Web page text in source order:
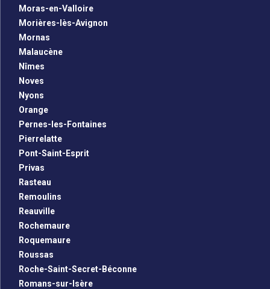
Moras-en-Valloire
Morières-lès-Avignon
Mornas
Malaucène
Nîmes
Noves
Nyons
Orange
Pernes-les-Fontaines
Pierrelatte
Pont-Saint-Esprit
Privas
Rasteau
Remoulins
Reauville
Rochemaure
Roquemaure
Roussas
Roche-Saint-Secret-Béconne
Romans-sur-Isère